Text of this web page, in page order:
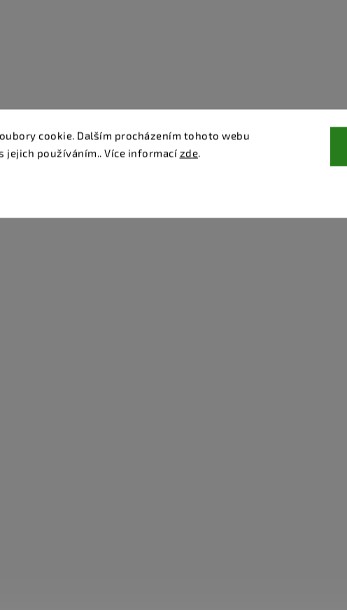
cookie. Dalším procházením tohoto webu
jejich používáním.. Více informací zde.